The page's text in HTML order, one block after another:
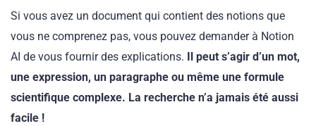
Si vous avez un document qui contient des notions que
vous ne comprenez pas, vous pouvez demander à Notion
AI de vous fournir des explications. Il peut s’agir d’un mot,
une expression, un paragraphe ou même une formule
scientifique complexe. La recherche n’a jamais été aussi
facile !